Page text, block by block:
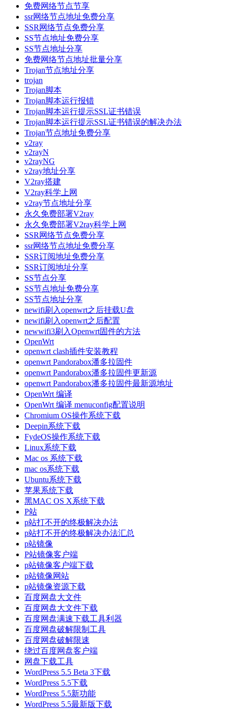
免费网络节点节享
ssr网络节点地址免费分享
SSR网络节点免费分享
SS节点地址免费分享
SS节点地址分享
免费网络节点地址批量分享
Trojan节点地址分享
trojan
Trojan脚本
Trojan脚本运行报错
Trojan脚本运行提示SSL证书错误
Trojan脚本运行提示SSL证书错误的解决办法
Trojan节点地址免费分享
v2ray
v2rayN
v2rayNG
v2ray地址分享
V2ray搭建
V2ray科学上网
v2ray节点地址分享
永久免费部署V2ray
永久免费部署V2ray科学上网
SSR网络节点免费分享
ssr网络节点地址免费分享
SSR订阅地址免费分享
SSR订阅地址分享
SS节点分享
SS节点地址免费分享
SS节点地址分享
newifi刷入openwrt之后挂载U盘
newifi刷入openwrt之后配置
newwifi3刷入Openwrt固件的方法
OpenWrt
openwrt clash插件安装教程
openwrt Pandorabox潘多拉固件
openwrt Pandorabox潘多拉固件更新源
openwrt Pandorabox潘多拉固件最新源地址
OpenWrt 编译
OpenWrt 编译 menuconfig配置说明
Chromium OS操作系统下载
Deepin系统下载
FydeOS操作系统下载
Linux系统下载
Mac os 系统下载
mac os系统下载
Ubuntu系统下载
苹果系统下载
黑MAC OS X系统下载
P站
p站打不开的终极解决办法
p站打不开的终极解决办法汇总
p站镜像
P站镜像客户端
p站镜像客户端下载
p站镜像网站
p站镜像资源下载
百度网盘大文件
百度网盘大文件下载
百度网盘满速下载工具利器
百度网盘破解限制工具
百度网盘破解限速
绕过百度网盘客户端
网盘下载工具
WordPress 5.5 Beta 3下载
WordPress 5.5下载
WordPress 5.5新功能
WordPress 5.5最新版下载